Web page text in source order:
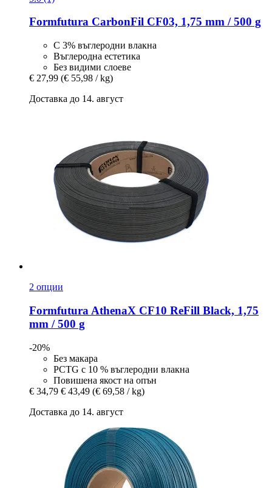
Formfutura CarbonFil CF03, 1,75 mm / 500 g
С 3% въглеродни влакна
Въглеродна естетика
Без видими слоеве
€ 27,99 (€ 55,98 / kg)
Доставка до 14. август
2 опции
Formfutura AthenaX CF10 ReFill Black, 1,75
mm / 500 g
-20%
Без макара
PCTG с 10 % въглеродни влакна
Повишена якост на опън
€ 34,79 € 43,49 (€ 69,58 / kg)
Доставка до 14. август